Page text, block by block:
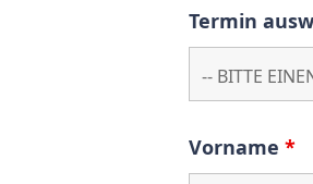
Termin
Vorname *